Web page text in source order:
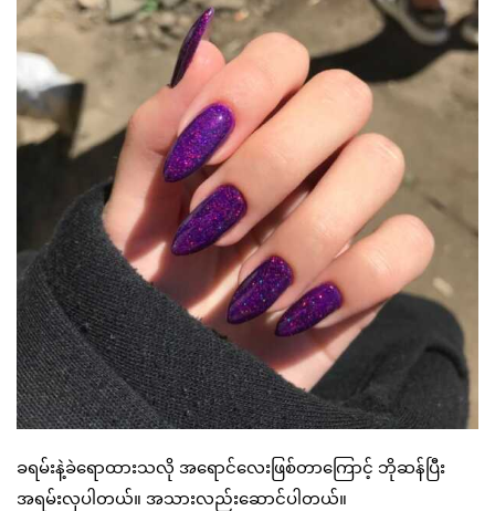
ခရမ်းနဲ့ခဲရောထားသလို အရောင်လေးဖြစ်တာကြောင့် ဘိုဆန်ပြီး
အရမ်းလှပါတယ်။ အသားလည်းဆောင်ပါတယ်။